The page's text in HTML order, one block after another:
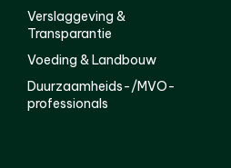
Verslaggeving &
Transparantie
Voeding & Landbouw
Duurzaamheids-/MVO-
professionals